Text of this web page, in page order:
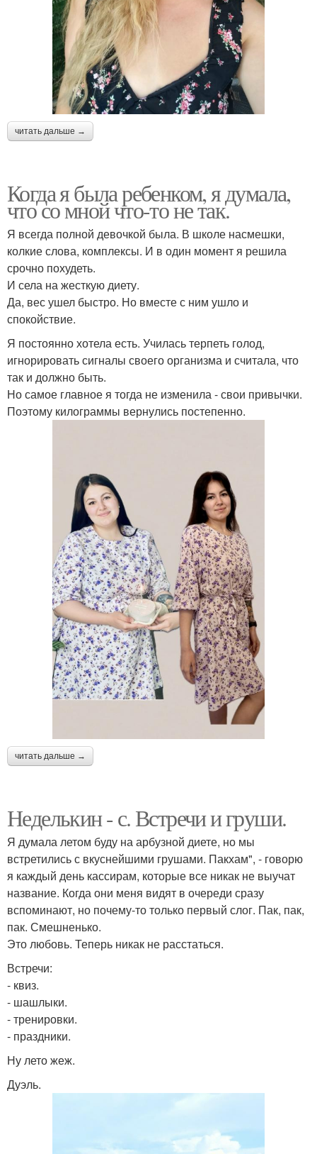
читать дальше →
Когда я была ребенком, я думала,
что со мной что-то не так.
Я всегда полной девочкой была. В школе насмешки,
колкие слова, комплексы. И в один момент я решила
срочно похудеть.
И села на жесткую диету.
Да, вес ушел быстро. Но вместе с ним ушло и
спокойствие.
Я постоянно хотела есть. Училась терпеть голод,
игнорировать сигналы своего организма и считала, что
так и должно быть.
Но самое главное я тогда не изменила - свои привычки.
Поэтому килограммы вернулись постепенно.
читать дальше →
Неделькин - с. Встречи и груши.
Я думала летом буду на арбузной диете, но мы
встретились с вкуснейшими грушами. Пакхам", - говорю
я каждый день кассирам, которые все никак не выучат
название. Когда они меня видят в очереди сразу
вспоминают, но почему-то только первый слог. Пак, пак,
пак. Смешненько.
Это любовь. Теперь никак не расстаться.
Встречи:
- квиз.
- шашлыки.
- тренировки.
- праздники.
Ну лето жеж.
Дуэль.